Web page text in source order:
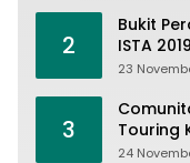
2
Bukit
ISTA 2019
23
3
Touring
24